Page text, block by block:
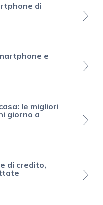
di
e
le migliori
giorno a
di credito,